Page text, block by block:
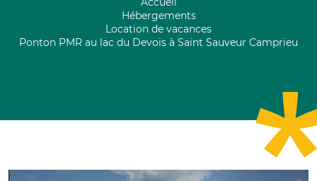
Hébergements
Location de vacances
Ponton PMR au lac du Devois à Saint Sauveur Camprieu